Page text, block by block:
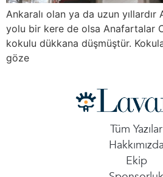
Ankaralı olan ya da uzun yıllardır
yolu bir kere de olsa Anafartalar
kokulu dükkana düşmüştür.
göze
Tüm Yazılar
Hakkımızda
Ekip